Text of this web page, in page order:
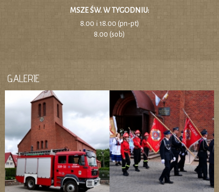
MSZE ŚW. W TYGODNIU:
8.00 i 18.00 (pn-pt)
8.00 (sob)
GALERIE